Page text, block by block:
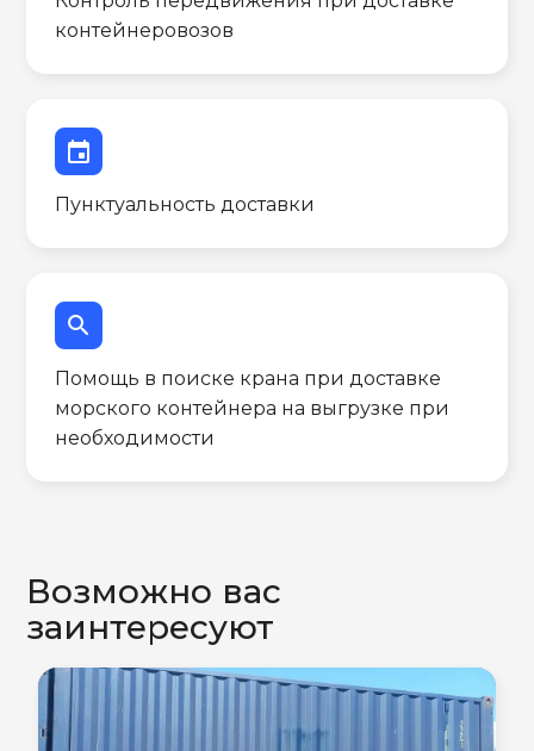
контейнеровозов
event
Пунктуальность доставки
search
Помощь в поиске крана при доставке
морского контейнера на выгрузке при
необходимости
Возможно вас
заинтересуют